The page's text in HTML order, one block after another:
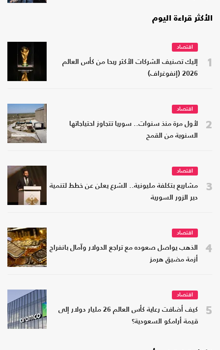
الأكثر قراءة اليوم
1
اقتصاد
إليك تصنيف الشركات الأكثر ربحا من كأس العالم
2026 (إنفوغراف)
2
اقتصاد
لأول مرة منذ سنوات.. سوريا تتجاوز احتياجاتها
السنوية من القمح
3
اقتصاد
مشاريع بتكلفة مليونية.. الشرع يعلن عن خطط لتنمية
دير الزور السورية
4
اقتصاد
الذهب يواصل صعوده مع تراجع الدولار وآمال بانفراج
أزمة مضيق هرمز
5
اقتصاد
كيف أضافت رعاية كأس العالم 26 مليار دولار إلى
قيمة أرامكو السعودية؟